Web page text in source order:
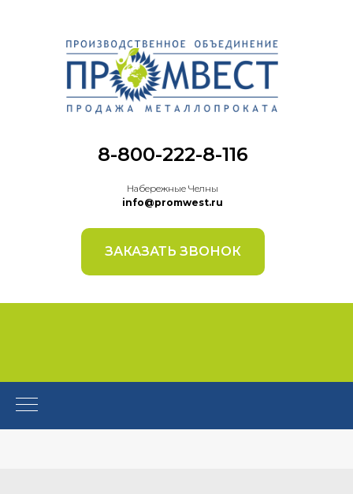
8-800-222-8-116
Набережные Челны
info@promwest.ru
ЗАКАЗАТЬ ЗВОНОК